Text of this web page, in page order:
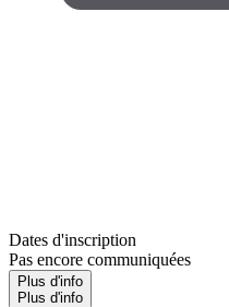
Dates d'inscription
Pas encore communiquées
Plus d'info
Plus d'info